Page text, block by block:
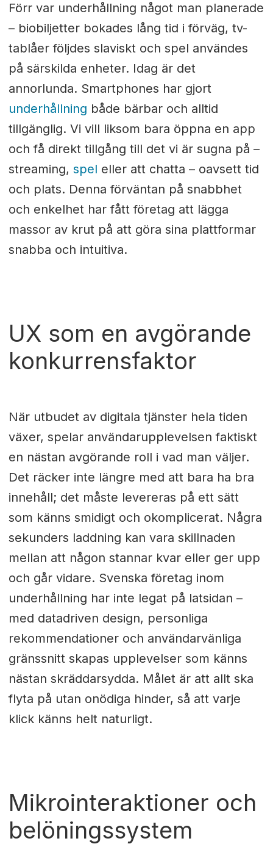
Förr var underhållning något man planerade
– biobiljetter bokades lång tid i förväg, tv-
tablåer följdes slaviskt och spel användes
på särskilda enheter. Idag är det
annorlunda. Smartphones har gjort
underhållning både bärbar och alltid
tillgänglig. Vi vill liksom bara öppna en app
och få direkt tillgång till det vi är sugna på –
streaming, spel eller att chatta – oavsett tid
och plats. Denna förväntan på snabbhet
och enkelhet har fått företag att lägga
massor av krut på att göra sina plattformar
snabba och intuitiva.
UX som en avgörande
konkurrensfaktor
När utbudet av digitala tjänster hela tiden
växer, spelar användarupplevelsen faktiskt
en nästan avgörande roll i vad man väljer.
Det räcker inte längre med att bara ha bra
innehåll; det måste levereras på ett sätt
som känns smidigt och okomplicerat. Några
sekunders laddning kan vara skillnaden
mellan att någon stannar kvar eller ger upp
och går vidare. Svenska företag inom
underhållning har inte legat på latsidan –
med datadriven design, personliga
rekommendationer och användarvänliga
gränssnitt skapas upplevelser som känns
nästan skräddarsydda. Målet är att allt ska
flyta på utan onödiga hinder, så att varje
klick känns helt naturligt.
Mikrointeraktioner och
belöningssystem